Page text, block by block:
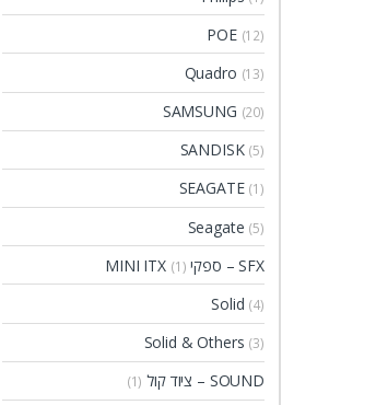
POE (12)
Quadro (13)
SAMSUNG (20)
SANDISK (5)
SEAGATE (1)
Seagate (5)
SFX – ספקי MINI ITX (1)
Solid (4)
Solid & Others (3)
SOUND – ציוד קול (1)